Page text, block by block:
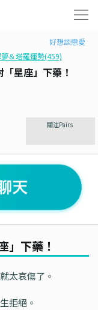
好想談戀愛
＆塔羅運勢(459)
星座」下藥！
關注Pairs
」下藥！
太哀傷了。
拒絕。